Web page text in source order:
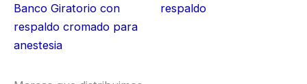
Banco Giratorio con
respaldo cromado para
anestesia
respaldo